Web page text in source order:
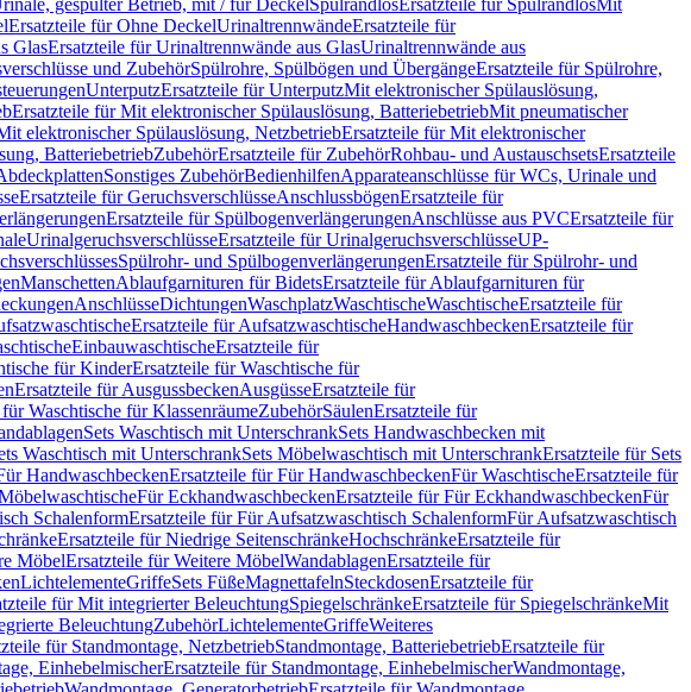
gespülter Betrieb, mit / für DeckelSpülrandlosErsatzteile für SpülrandlosMit
Ersatzteile für Ohne DeckelUrinaltrennwändeErsatzteile für
GlasErsatzteile für Urinaltrennwände aus GlasUrinaltrennwände aus
und ZubehörSpülrohre, Spülbögen und ÜbergängeErsatzteile für Spülrohre,
UnterputzErsatzteile für UnterputzMit elektronischer Spülauslösung,
Ersatzteile für Mit elektronischer Spülauslösung, BatteriebetriebMit pneumatischer
elektronischer Spülauslösung, NetzbetriebErsatzteile für Mit elektronischer
BatteriebetriebZubehörErsatzteile für ZubehörRohbau- und AustauschsetsErsatzteile
Sonstiges ZubehörBedienhilfenApparateanschlüsse für WCs, Urinale und
Ersatzteile für GeruchsverschlüsseAnschlussbögenErsatzteile für
Ersatzteile für SpülbogenverlängerungenAnschlüsse aus PVCErsatzteile für
UrinalgeruchsverschlüsseErsatzteile für UrinalgeruchsverschlüsseUP-
Spülrohr- und SpülbogenverlängerungenErsatzteile für Spülrohr- und
ManschettenAblaufgarnituren für BidetsErsatzteile für Ablaufgarnituren für
AnschlüsseDichtungenWaschplatzWaschtischeWaschtischeErsatzteile für
Ersatzteile für AufsatzwaschtischeHandwaschbeckenErsatzteile für
EinbauwaschtischeErsatzteile für
für KinderErsatzteile für Waschtische für
Ersatzteile für AusgussbeckenAusgüsseErsatzteile für
Waschtische für KlassenräumeZubehörSäulenErsatzteile für
Sets Waschtisch mit UnterschrankSets Handwaschbecken mit
Waschtisch mit UnterschrankSets Möbelwaschtisch mit UnterschrankErsatzteile für Sets
HandwaschbeckenErsatzteile für Für HandwaschbeckenFür WaschtischeErsatzteile für
Für EckhandwaschbeckenErsatzteile für Für EckhandwaschbeckenFür
SchalenformErsatzteile für Für Aufsatzwaschtisch SchalenformFür Aufsatzwaschtisch
Ersatzteile für Niedrige SeitenschränkeHochschränkeErsatzteile für
MöbelErsatzteile für Weitere MöbelWandablagenErsatzteile für
LichtelementeGriffeSets FüßeMagnettafelnSteckdosenErsatzteile für
für Mit integrierter BeleuchtungSpiegelschränkeErsatzteile für SpiegelschränkeMit
BeleuchtungZubehörLichtelementeGriffeWeiteres
für Standmontage, NetzbetriebStandmontage, BatteriebetriebErsatzteile für
EinhebelmischerErsatzteile für Standmontage, EinhebelmischerWandmontage,